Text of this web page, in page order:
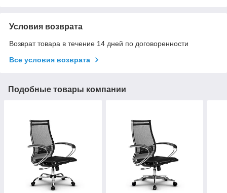
Условия возврата
Возврат товара в течение 14 дней по договоренности
Все условия возврата
Подобные товары компании